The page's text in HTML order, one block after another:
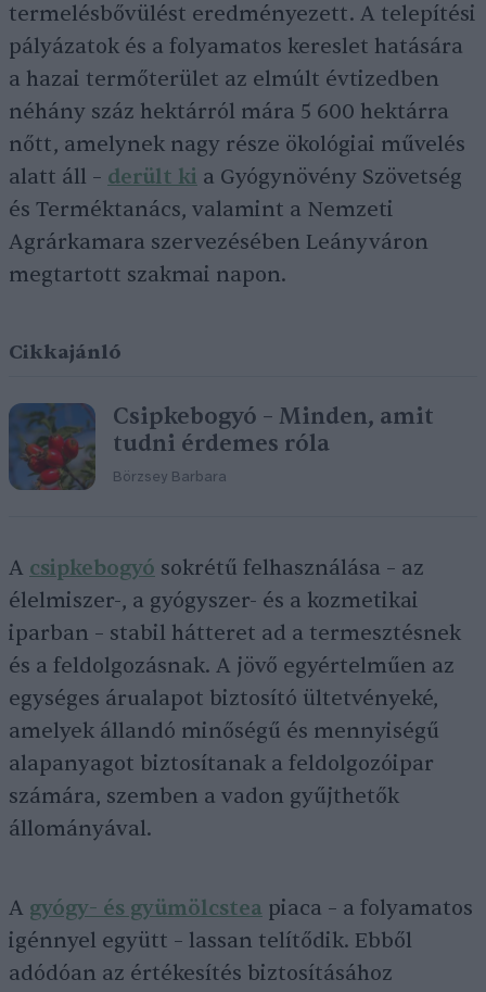
termelésbővülést eredményezett. A telepítési
pályázatok és a folyamatos kereslet hatására
a hazai termőterület az elmúlt évtizedben
néhány száz hektárról mára 5 600 hektárra
nőtt, amelynek nagy része ökológiai művelés
alatt áll – derült ki a Gyógynövény Szövetség
és Terméktanács, valamint a Nemzeti
Agrárkamara szervezésében Leányváron
megtartott szakmai napon.
Cikkajánló
Csipkebogyó – Minden, amit
tudni érdemes róla
Börzsey Barbara
A csipkebogyó sokrétű felhasználása – az
élelmiszer-, a gyógyszer- és a kozmetikai
iparban – stabil hátteret ad a termesztésnek
és a feldolgozásnak. A jövő egyértelműen az
egységes árualapot biztosító ültetvényeké,
amelyek állandó minőségű és mennyiségű
alapanyagot biztosítanak a feldolgozóipar
számára, szemben a vadon gyűjthetők
állományával.
A gyógy- és gyümölcstea piaca – a folyamatos
igénnyel együtt – lassan telítődik. Ebből
adódóan az értékesítés biztosításához